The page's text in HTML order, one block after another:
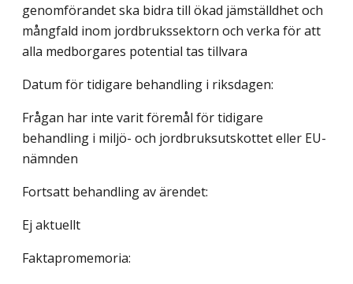
genomförandet ska bidra till ökad jämställdhet och
mångfald inom jordbrukssektorn och verka för att
alla medborgares potential tas tillvara
Datum för tidigare behandling i riksdagen:
Frågan har inte varit föremål för tidigare
behandling i miljö- och jordbruksutskottet eller EU-
nämnden
Fortsatt behandling av ärendet:
Ej aktuellt
Faktapromemoria: